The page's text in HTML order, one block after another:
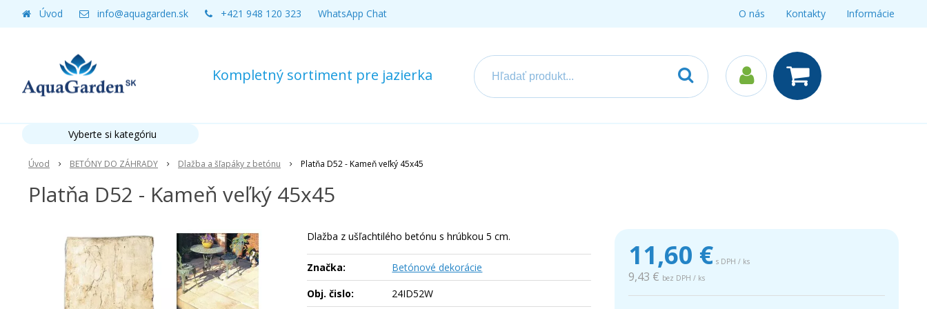
Kompletný sortiment pre jazierka
Úvod info@aquagarden.sk +421 948 120 323 WhatsApp Chat O nás Kontakty Informácie
Úvod BETÓNY DO ZÁHRADY Dlažba a šľapáky z betónu Platňa D52 - Kameň veľký 45x45
Platňa D52 - Kameň veľký 45x45
11,60 € s DPH / ks
9,43 € bez DPH / ks
Dlažba z ušľachtilého betónu s hrúbkou 5 cm.
Značka:
Betónové dekorácie
Obj. čislo:
24ID52W
Vyberte si kategóriu